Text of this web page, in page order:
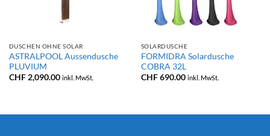
DUSCHEN OHNE SOLAR
ASTRALPOOL Aussendusche
PLUVIUM
CHF2,090.00 inkl. MwSt.
SOLARDUSCHE
FORMIDRA Solardusche
COBRA 32L
CHF690.00 inkl. MwSt.